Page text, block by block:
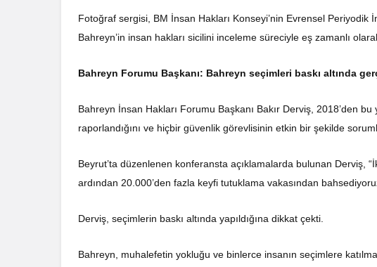
Fotoğraf sergisi, BM İnsan Hakları Konseyi’nin Evrensel Periyodik
Bahreyn’in insan hakları sicilini inceleme süreciyle eş zamanlı
Bahreyn Forumu Başkanı: Bahreyn seçimleri baskı altında
Bahreyn İnsan Hakları Forumu Başkanı Bakır Derviş, 2018’den
raporlandığını ve hiçbir güvenlik görevlisinin etkin bir şekilde
Beyrut’ta düzenlenen konferansta açıklamalarda bulunan Derviş,
ardından 20.000’den fazla keyfi tutuklama vakasından
Derviş, seçimlerin baskı altında yapıldığına dikkat çekti.
Bahreyn, muhalefetin yokluğu ve binlerce insanın seçimlere